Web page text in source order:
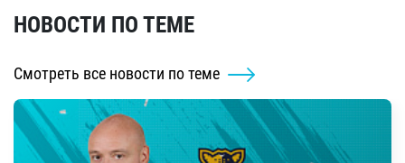
НОВОСТИ ПО ТЕМЕ
Смотреть все новости по теме